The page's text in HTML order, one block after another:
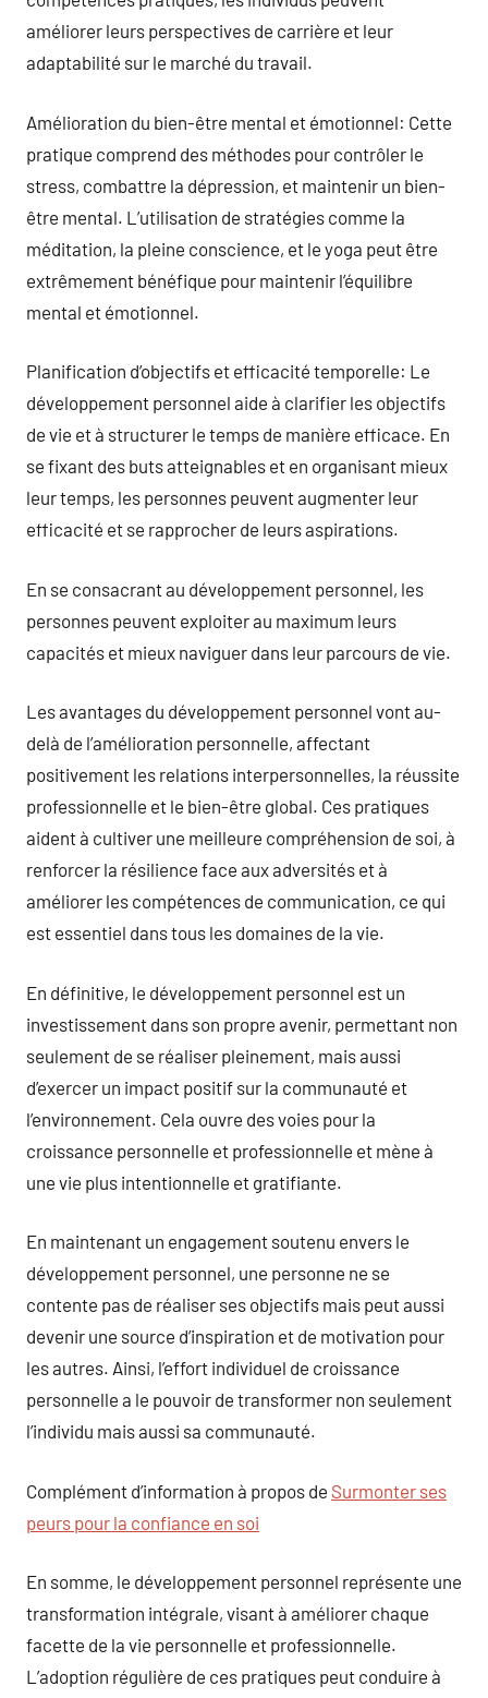
améliorer leurs perspectives de carrière et leur
adaptabilité sur le marché du travail.
Amélioration du bien-être mental et émotionnel: Cette
pratique comprend des méthodes pour contrôler le
stress, combattre la dépression, et maintenir un bien-
être mental. L’utilisation de stratégies comme la
méditation, la pleine conscience, et le yoga peut être
extrêmement bénéfique pour maintenir l’équilibre
mental et émotionnel.
Planification d’objectifs et efficacité temporelle: Le
développement personnel aide à clarifier les objectifs
de vie et à structurer le temps de manière efficace. En
se fixant des buts atteignables et en organisant mieux
leur temps, les personnes peuvent augmenter leur
efficacité et se rapprocher de leurs aspirations.
En se consacrant au développement personnel, les
personnes peuvent exploiter au maximum leurs
capacités et mieux naviguer dans leur parcours de vie.
Les avantages du développement personnel vont au-
delà de l’amélioration personnelle, affectant
positivement les relations interpersonnelles, la réussite
professionnelle et le bien-être global. Ces pratiques
aident à cultiver une meilleure compréhension de soi, à
renforcer la résilience face aux adversités et à
améliorer les compétences de communication, ce qui
est essentiel dans tous les domaines de la vie.
En définitive, le développement personnel est un
investissement dans son propre avenir, permettant non
seulement de se réaliser pleinement, mais aussi
d’exercer un impact positif sur la communauté et
l’environnement. Cela ouvre des voies pour la
croissance personnelle et professionnelle et mène à
une vie plus intentionnelle et gratifiante.
En maintenant un engagement soutenu envers le
développement personnel, une personne ne se
contente pas de réaliser ses objectifs mais peut aussi
devenir une source d’inspiration et de motivation pour
les autres. Ainsi, l’effort individuel de croissance
personnelle a le pouvoir de transformer non seulement
l’individu mais aussi sa communauté.
Complément d’information à propos de Surmonter ses
peurs pour la confiance en soi
En somme, le développement personnel représente une
transformation intégrale, visant à améliorer chaque
facette de la vie personnelle et professionnelle.
L’adoption régulière de ces pratiques peut conduire à